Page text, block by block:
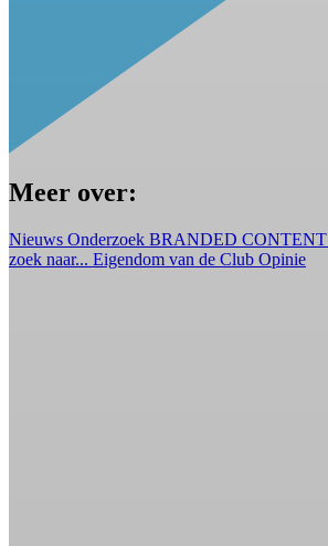
Meer over:
Nieuws Onderzoek BRANDED CONTENT
zoek naar... Eigendom van de Club Opinie